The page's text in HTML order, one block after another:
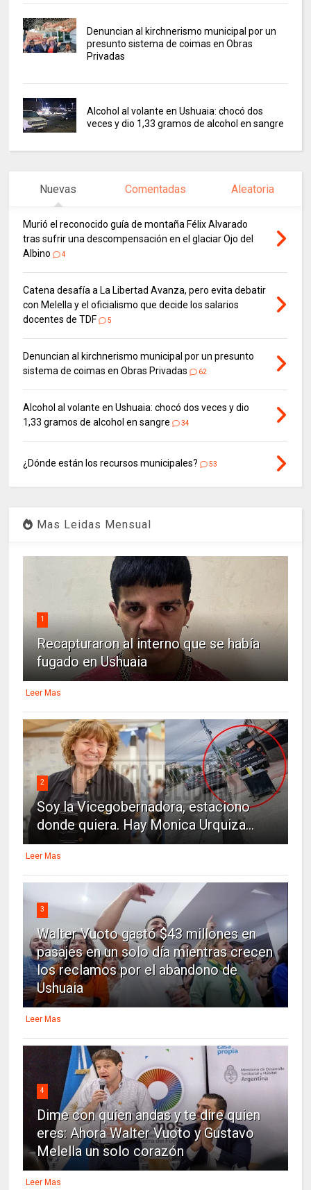
Denuncian al kirchnerismo municipal por un
presunto sistema de coimas en Obras
Privadas
Alcohol al volante en Ushuaia: chocó dos
veces y dio 1,33 gramos de alcohol en sangre
Nuevas Comentadas Aleatoria
Murió el reconocido guía de montaña Félix Alvarado
tras sufrir una descompensación en el glaciar Ojo del
Albino
4
Catena desafía a La Libertad Avanza, pero evita debatir
con Melella y el oficialismo que decide los salarios
docentes de TDF
5
Denuncian al kirchnerismo municipal por un presunto
sistema de coimas en Obras Privadas
62
Alcohol al volante en Ushuaia: chocó dos veces y dio
1,33 gramos de alcohol en sangre
34
¿Dónde están los recursos municipales? 53
Mas Leidas Mensual
1
Recapturaron al interno que se había
fugado en Ushuaia
Leer Mas
2
Soy la Vicegobernadora, estaciono
donde quiera. Hay Monica Urquiza...
Leer Mas
3
Walter Vuoto gastó $43 millones en
pasajes en un solo día mientras crecen
los reclamos por el abandono de
Ushuaia
Leer Mas
4
Dime con quien andas y te dire quien
eres: Ahora Walter Vuoto y Gustavo
Melella un solo corazón
Leer Mas